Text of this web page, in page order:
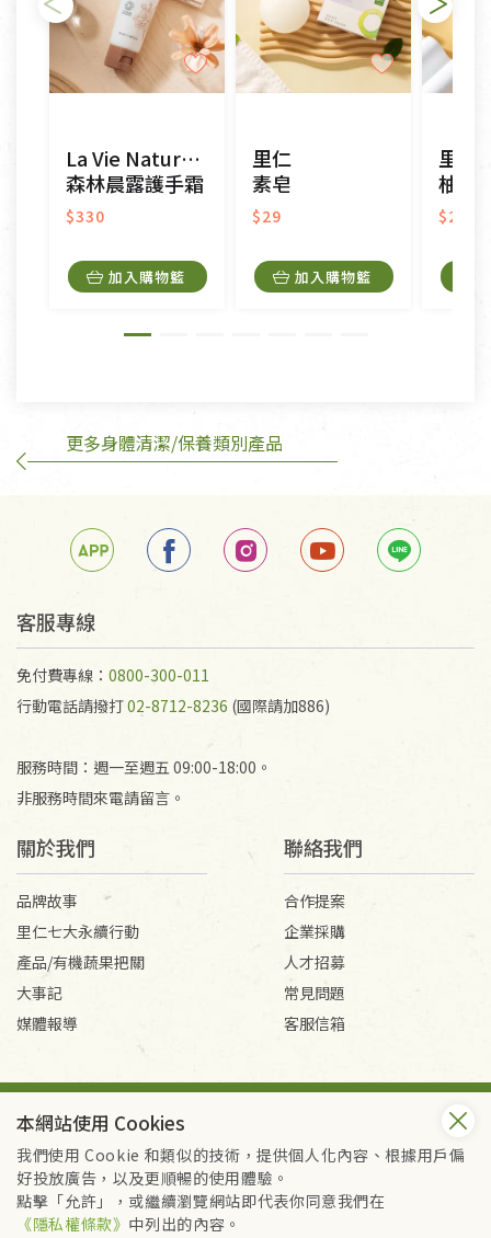
不適用七天鑑賞期商品：
以數位或電磁紀錄形式儲存之商品、易於變質或損壞
接受原片換新。
衣飾鞋類-如T恤，如於送達後水洗或污損者。
美容保養用品、內衣褲、襪子、口罩等私人消耗性產
內衣褲、襪子、口罩個人衛生用品除商品本身有瑕疵
外,依據《通訊交易解除權合理例外情事適用準
訂購手抄稿退貨需知：
若未保持原包裝方式或未使用原箱退回，導致書籍有
任何折損、磨損、污損或凹角，將不接受退貨，也不
不接受退貨之手抄稿，為敬重法寶故，里仁網購無法
代為結緣處理等。 若需將手抄稿寄還給消費者，因而
產生的運費100元/箱將由消費者負擔。
La Vie Naturelle
森林晨露護手霜
$330
加入購物籃
里仁
素皂
$29
加入購物籃
里仁
柚籽
$29
更多身體清潔/保養類別產品
客服專線
免付費專線： 0800-300-011
行動電話請撥打02-8712-8236 (國際請加886)
服務時間：週一至週五 09:00-18:00。
非服務時間來電請留言。
關於我們
品牌故事
里仁七大永續行動
產品/有機蔬果把關
大事記
媒體報導
聯絡我們
合作提案
企業採購
人才招募
常見問題
客服信箱
Copyright © 2026 里仁事業股份有限公司(統編：16301262) /
里仁網購股份有限公司(統編：25149752)
All Rights Reserved.
本網站使用 Cookies
我們使用 Cookie 和類似的技術，提供個人化內容、根據用戶偏
好投放廣告，以及更順暢的使用體驗。
點擊「允許」，或繼續瀏覽網站即代表你同意我們在
《隱私權條款》 中列出的內容。